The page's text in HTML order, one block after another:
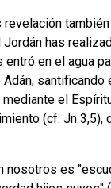
has
en el agua
santificando
el
(cf. Jn
nosotros es